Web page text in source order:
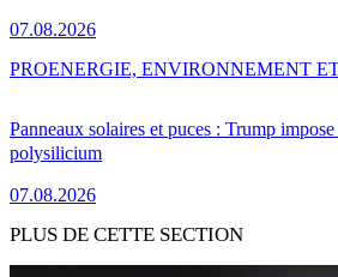
07.08.2026
Panneaux solaires et puces : Trump
polysilicium
07.08.2026
PROENERGIE, ENVIRONNEMENT
PLUS DE CETTE SECTION